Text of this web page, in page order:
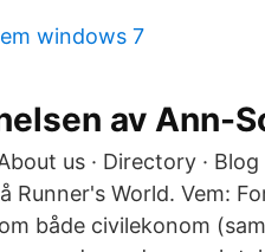
windows 7
av Ann-
us · Directory ·
Runner's World. Vem:
både civilekonom